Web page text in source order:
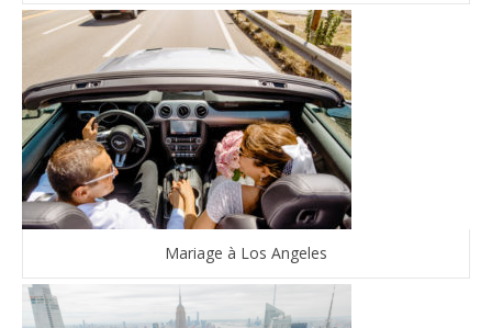
Mariage à Los Angeles